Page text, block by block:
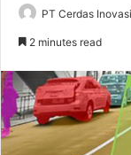
PT Cerdas
2 minutes read